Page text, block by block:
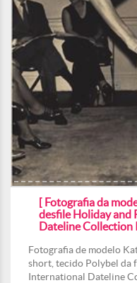
[ Fotografia da
desfile Holiday and
Dateline Collection
Fotografia de modelo
short, tecido Polybel da
International Dateline